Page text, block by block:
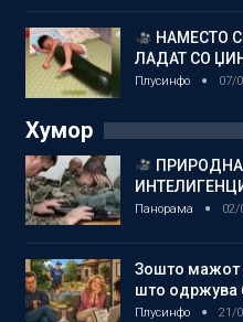
НАМЕСТО
ЛАДАТ СО
Плусинфо 07/
Хумор
Панорама 02/
Зошто мажот
што одржува
Плусинфо 21/